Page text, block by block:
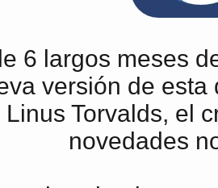
6 largos meses
versión de
Torvalds, el
novedades